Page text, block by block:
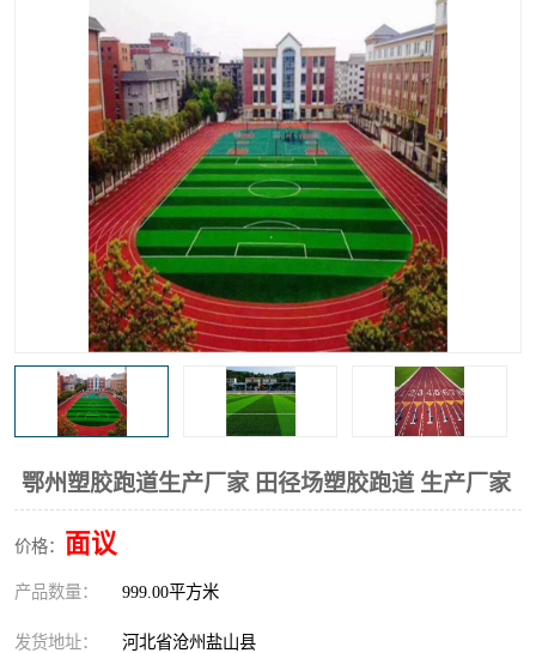
鄂州塑胶跑道生产厂家 田径场塑胶跑道 生产厂家
价格： 面议
产品数量： 999.00平方米
发货地址： 河北省沧州盐山县